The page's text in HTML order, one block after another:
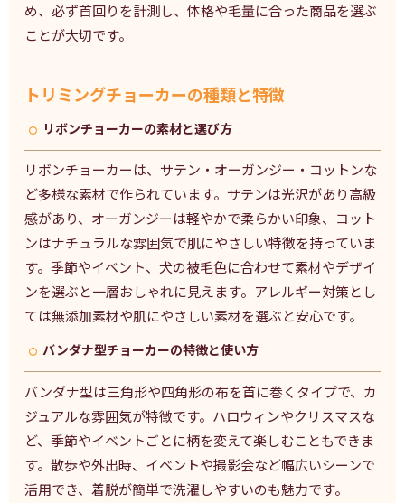
め、必ず首回りを計測し、体格や毛量に合った商品を選ぶ
ことが大切です。
トリミングチョーカーの種類と特徴
リボンチョーカーの素材と選び方
リボンチョーカーは、サテン・オーガンジー・コットンな
ど多様な素材で作られています。サテンは光沢があり高級
感があり、オーガンジーは軽やかで柔らかい印象、コット
ンはナチュラルな雰囲気で肌にやさしい特徴を持っていま
す。季節やイベント、犬の被毛色に合わせて素材やデザイ
ンを選ぶと一層おしゃれに見えます。アレルギー対策とし
ては無添加素材や肌にやさしい素材を選ぶと安心です。
バンダナ型チョーカーの特徴と使い方
バンダナ型は三角形や四角形の布を首に巻くタイプで、カ
ジュアルな雰囲気が特徴です。ハロウィンやクリスマスな
ど、季節やイベントごとに柄を変えて楽しむこともできま
す。散歩や外出時、イベントや撮影会など幅広いシーンで
活用でき、着脱が簡単で洗濯しやすいのも魅力です。